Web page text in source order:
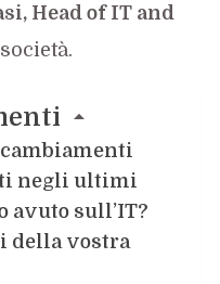
Head of IT and
negli ultimi
avuto sull’IT?
della vostra